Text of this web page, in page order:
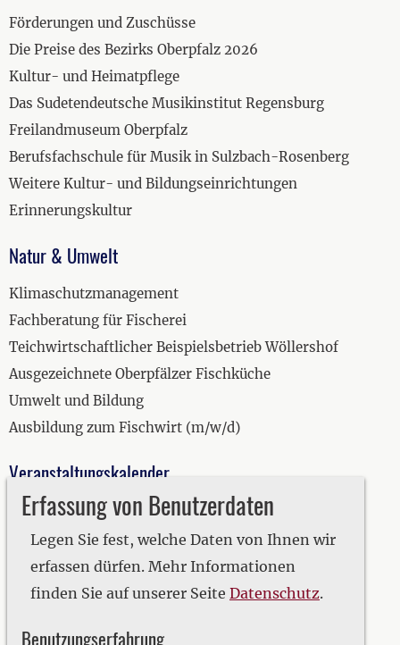
Erfassung von Benutzerdaten
Legen Sie fest, welche Daten von Ihnen wir
erfassen dürfen. Mehr Informationen
finden Sie auf unserer Seite Datenschutz.
Benutzungserfahrung
Förderungen und Zuschüsse
Die Preise des Bezirks Oberpfalz 2026
Kultur- und Heimatpflege
Das Sudetendeutsche Musikinstitut Regensburg
Freilandmuseum Oberpfalz
Berufsfachschule für Musik in Sulzbach-Rosenberg
Weitere Kultur- und Bildungseinrichtungen
Erinnerungskultur
Natur & Umwelt
Klimaschutzmanagement
Fachberatung für Fischerei
Teichwirtschaftlicher Beispielsbetrieb Wöllershof
Ausgezeichnete Oberpfälzer Fischküche
Umwelt und Bildung
Ausbildung zum Fischwirt (m/w/d)
Veranstaltungskalender
2019
2020
2021
2022